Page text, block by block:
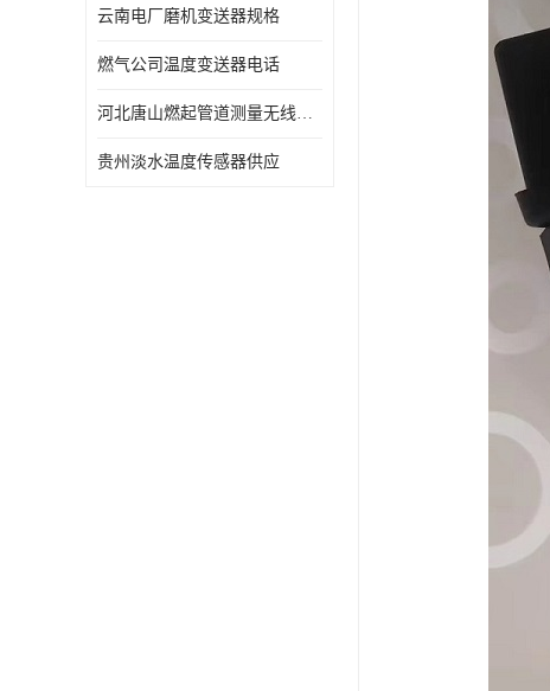
云南电厂磨机变送器规格
燃气公司温度变送器电话
河北唐山燃起管道测量无线压力变送器型号 性能稳定
贵州淡水温度传感器供应